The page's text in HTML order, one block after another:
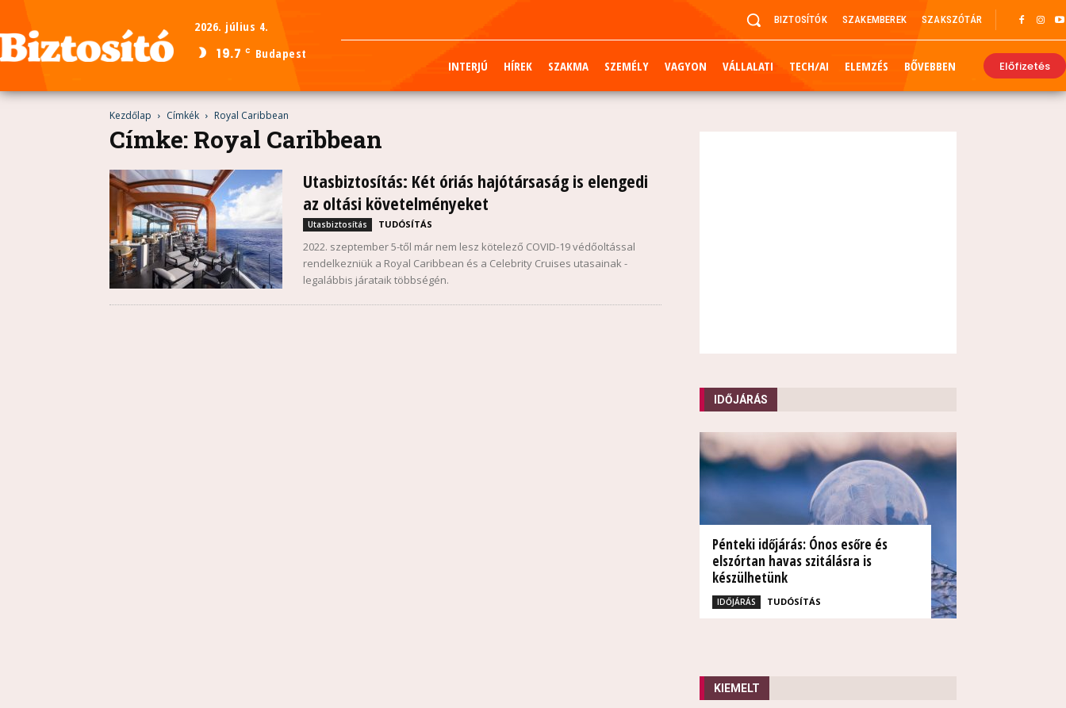
2026. július 4.
19.7 C Budapest
BIZTOSÍTÓK SZAKEMBEREK SZAKSZÓTÁR
INTERJÚ HÍREK SZAKMA SZEMÉLY VAGYON VÁLLALATI TECH/AI ELEMZÉS BŐVEBBEN Előfizetés
Kezdőlap Címkék Royal Caribbean
Címke: Royal Caribbean
Utasbiztosítás: Két óriás hajótársaság is elengedi
az oltási követelményeket
Utasbiztosítás TUDÓSÍTÁS
2022. szeptember 5-től már nem lesz kötelező COVID-19 védőoltással
rendelkezniük a Royal Caribbean és a Celebrity Cruises utasainak -
legalábbis járataik többségén.
IDŐJÁRÁS
Pénteki időjárás: Ónos esőre és
elszórtan havas szitálásra is
készülhetünk
IDŐJÁRÁS TUDÓSÍTÁS
KIEMELT